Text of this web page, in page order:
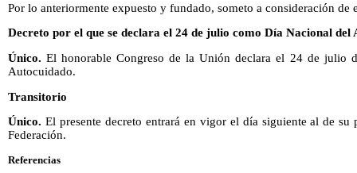
Por lo anteriormente expuesto y fundado, someto a consideración de
Decreto por el que se declara el 24 de julio como Día Nacional del
Único. El honorable Congreso de la Unión declara el 24 de julio
Autocuidado.
Transitorio
Único. El presente decreto entrará en vigor el día siguiente al de
Federación.
Referencias